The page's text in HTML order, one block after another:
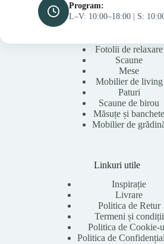
Program:
L–V: 10:00–18:00 | S:
Fotolii de relaxare
Scaune
Mese
Mobilier de living
Paturi
Scaune de birou
Măsuțe și banchete
Mobilier de
Linkuri utile
Inspirație
Livrare
Politica de Retur
Termeni și condiții
Politica de Cookie-
Politica de